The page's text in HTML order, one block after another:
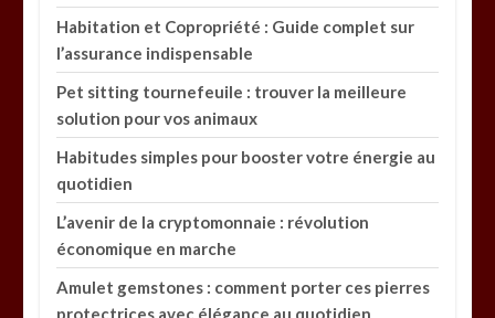
Habitation et Copropriété : Guide complet sur
l’assurance indispensable
Pet sitting tournefeuile : trouver la meilleure
solution pour vos animaux
Habitudes simples pour booster votre énergie au
quotidien
L’avenir de la cryptomonnaie : révolution
économique en marche
Amulet gemstones : comment porter ces pierres
protectrices avec élégance au quotidien